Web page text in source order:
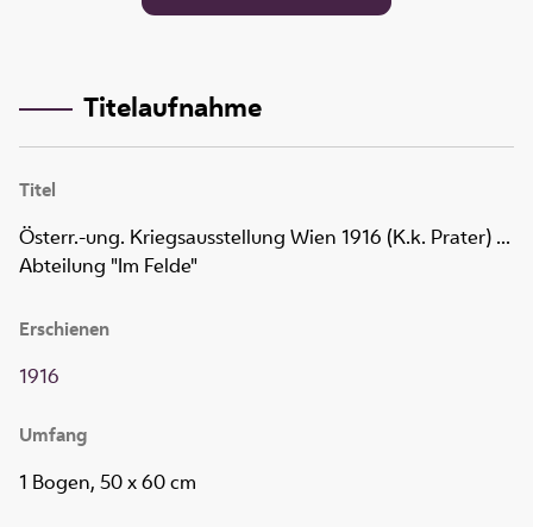
Titelaufnahme
Titel
Österr.-ung. Kriegsausstellung Wien 1916 (K.k. Prater) ...
Abteilung "Im Felde"
Erschienen
1916
Umfang
1 Bogen, 50 x 60 cm